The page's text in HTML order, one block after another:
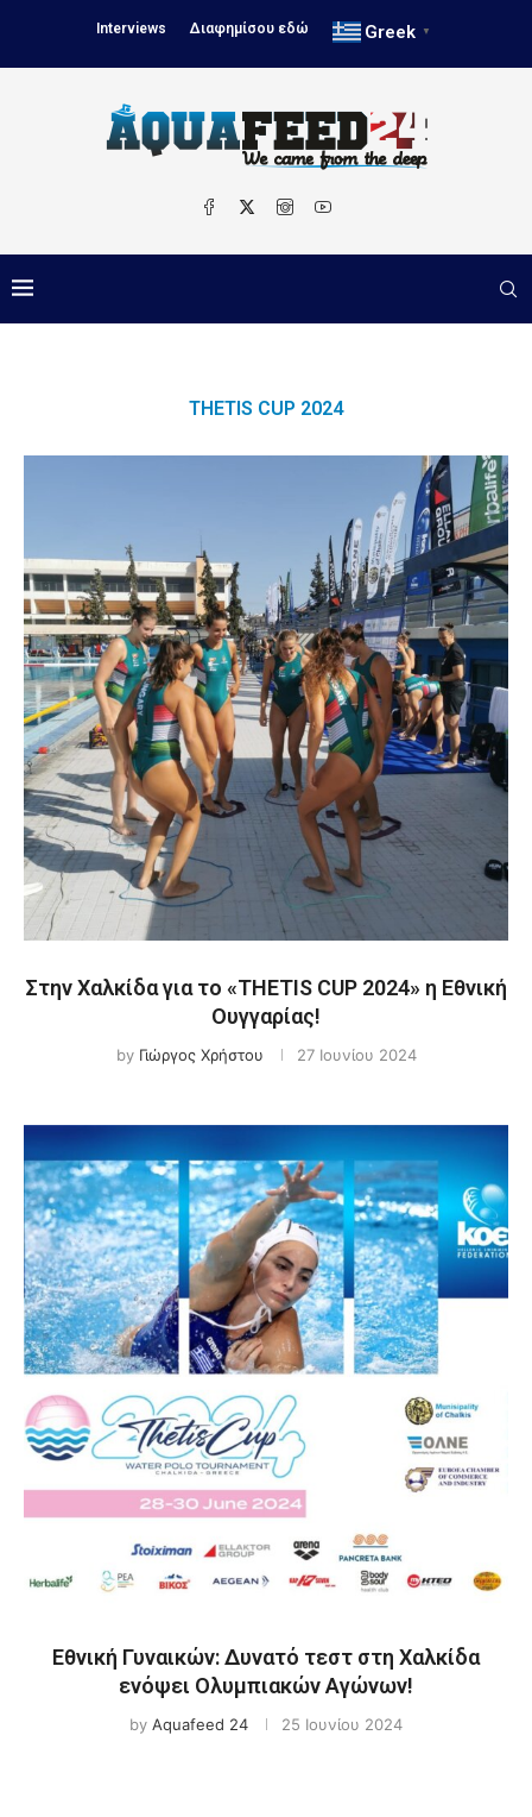
Interviews Διαφημίσου εδώ Greek ▼
THETIS CUP 2024
Στην Χαλκίδα για το «THETIS CUP 2024» η Εθνική
Ουγγαρίας!
by Γιώργος Χρήστου 27 Ιουνίου 2024
Εθνική Γυναικών: Δυνατό τεστ στη Χαλκίδα
ενόψει Ολυμπιακών Αγώνων!
by Aquafeed 24 25 Ιουνίου 2024